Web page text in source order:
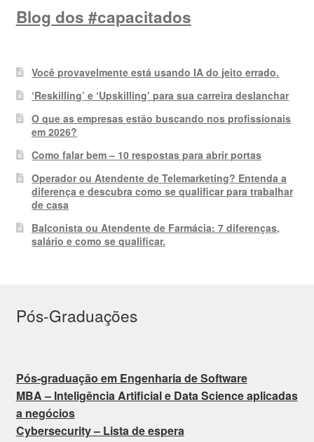
Blog dos #capacitados
Você provavelmente está usando IA do jeito errado.
‘Reskilling’ e ‘Upskilling’ para sua carreira deslanchar
O que as empresas estão buscando nos profissionais
em 2026?
Como falar bem – 10 respostas para abrir portas
Operador ou Atendente de Telemarketing? Entenda a
diferença e descubra como se qualificar para trabalhar
de casa
Balconista ou Atendente de Farmácia: 7 diferenças,
salário e como se qualificar.
Pós-Graduações
Pós-graduação em Engenharia de Software
MBA – Inteligência Artificial e Data Science aplicadas
a negócios
Cybersecurity – Lista de espera